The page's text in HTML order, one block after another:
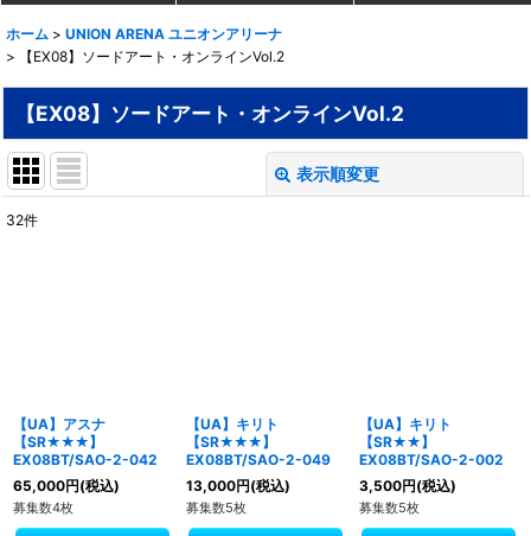
ホーム > UNION ARENA ユニオンアリーナ
>
【EX08】ソードアート・オンラインVol.2
【EX08】ソードアート・オンラインVol.2
表示順変更
32件
【UA】アスナ
【SR★★★】
EX08BT/SAO-2-042
65,000円(税込)
募集数4枚
【UA】キリト
【SR★★★】
EX08BT/SAO-2-049
13,000円(税込)
募集数5枚
【UA】キリト
【SR★★】
EX08BT/SAO-2-002
3,500円(税込)
募集数5枚